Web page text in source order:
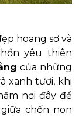
hoang sơ và
yêu thiên
của những
xanh tươi, khi
nơi đây để
chốn non